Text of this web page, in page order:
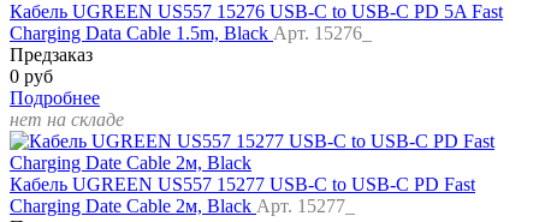
Кабель UGREEN US557 15276 USB-C to USB-C PD 5A Fast
Charging Data Cable 1.5m, Black Арт. 15276_
Предзаказ
0 руб
Подробнее
нет на складе
Кабель UGREEN US557 15277 USB-C to USB-C PD Fast
Charging Date Cable 2м, Black Арт. 15277_